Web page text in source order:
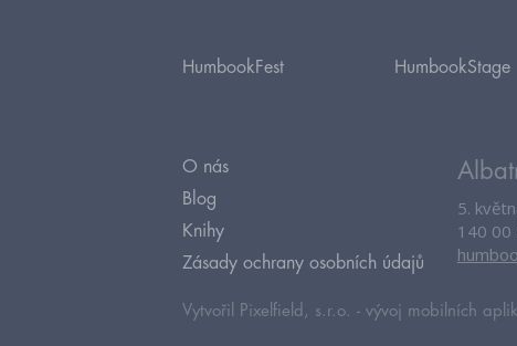
HumbookFest HumbookStage
O nás
Blog
Knihy
Zásady ochrany osobních údajů
5.
140 00
Vytvořil Pixelfield, s.r.o. - vývoj mobilních